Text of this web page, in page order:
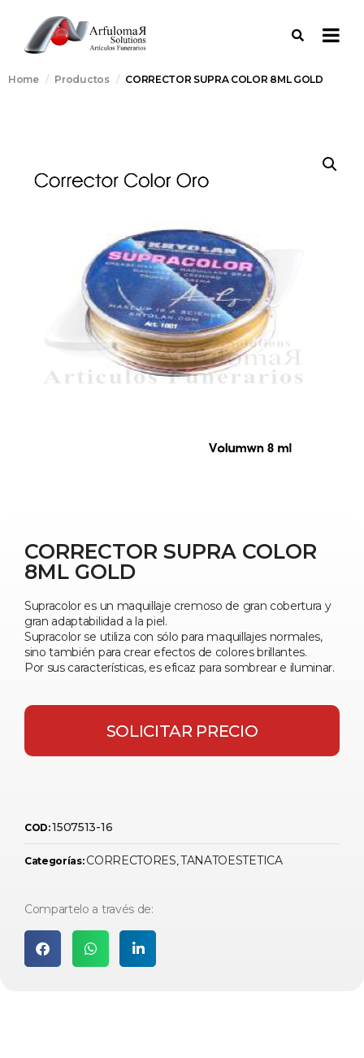
Home Productos CORRECTOR SUPRA COLOR 8ML GOLD
CORRECTOR SUPRA COLOR
8ML GOLD
Supracolor es un maquillaje cremoso de gran cobertura y
gran adaptabilidad a la piel.
Supracolor se utiliza con sólo para maquillajes normales,
sino también para crear efectos de colores brillantes.
Por sus características, es eficaz para sombrear e iluminar.
SOLICITAR PRECIO
COD:1507513-16
Categorías: CORRECTORES,TANATOESTETICA
Compartelo a través de: